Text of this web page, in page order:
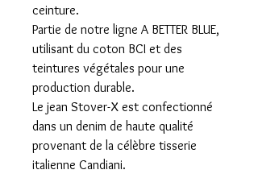
ceinture.
Partie de notre ligne A BETTER BLUE,
utilisant du coton BCI et des
teintures végétales pour une
production durable.
Le jean Stover-X est confectionné
dans un denim de haute qualité
provenant de la célèbre tisserie
italienne Candiani.